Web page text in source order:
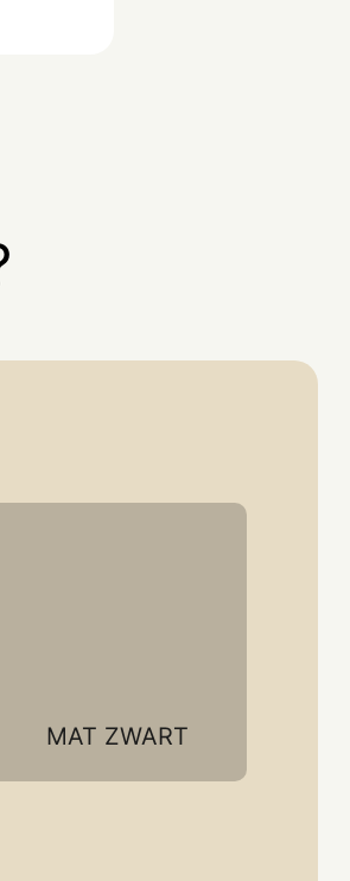
MAT ZWART